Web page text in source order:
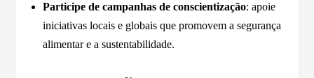
Participe de campanhas de conscientização: apoie
iniciativas locais e globais que promovem a segurança
alimentar e a sustentabilidade.